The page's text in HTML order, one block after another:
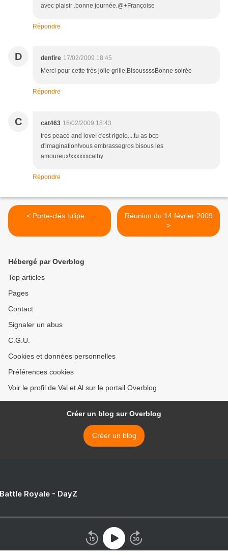
avec plaisir .bonne journée.@+Françoise
Répondre
D denfire 17/02/2009 18:45
Merci pour cette très jolie grille.BisoussssBonne soirée
Répondre
C cat463 16/02/2009 18:43
tres peace and love! c'est rigolo....tu as bcp
d'imagination!vous embrassegros bisous les
amoureux!xxxxxxcathy
Répondre
< Porte-clés tulipe....
Réunion du 14 février 2009
>
Hébergé par Overblog
Top articles
Pages
Contact
Signaler un abus
C.G.U.
Cookies et données personnelles
Préférences cookies
Voir le profil de Val et Al sur le portail Overblog
Créer un blog sur Overblog
Créer un blog
Royale - DayZ